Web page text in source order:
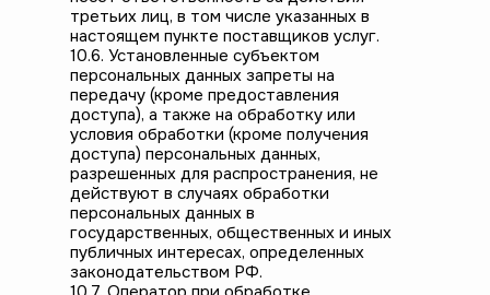
третьих лиц, в том числе указанных в
настоящем пункте поставщиков услуг.
10.6. Установленные субъектом
персональных данных запреты на
передачу (кроме предоставления
доступа), а также на обработку или
условия обработки (кроме получения
доступа) персональных данных,
разрешенных для распространения, не
действуют в случаях обработки
персональных данных в
государственных, общественных и иных
публичных интересах, определенных
законодательством РФ.